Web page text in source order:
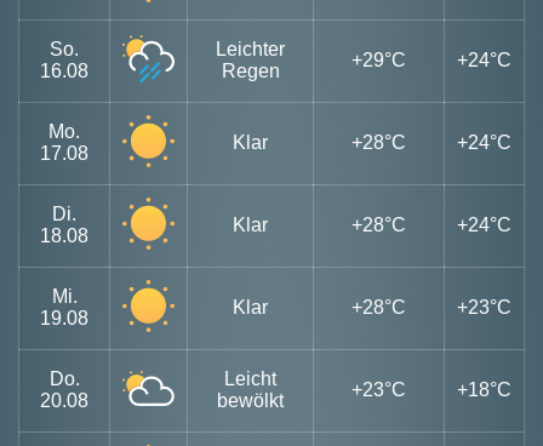
So.
16.08
Leichter
Regen
+29°C +24°C
Mo.
17.08
Klar +28°C +24°C
Di.
18.08
Klar +28°C +24°C
Mi.
19.08
Klar +28°C +23°C
Do.
20.08
Leicht
bewölkt
+23°C +18°C